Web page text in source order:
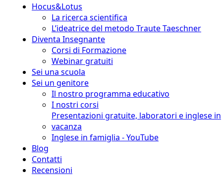
Hocus&Lotus
La ricerca scientifica
L’ideatrice del metodo Traute Taeschner
Diventa Insegnante
Corsi di Formazione
Webinar gratuiti
Sei una scuola
Sei un genitore
Il nostro programma educativo
I nostri corsi
Presentazioni gratuite, laboratori e inglese in
vacanza
Inglese in famiglia - YouTube
Blog
Contatti
Recensioni